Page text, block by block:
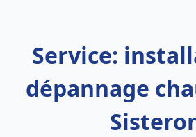
Service:
dépannage